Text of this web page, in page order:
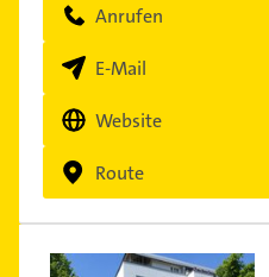
Anrufen
E-Mail
Website
Route